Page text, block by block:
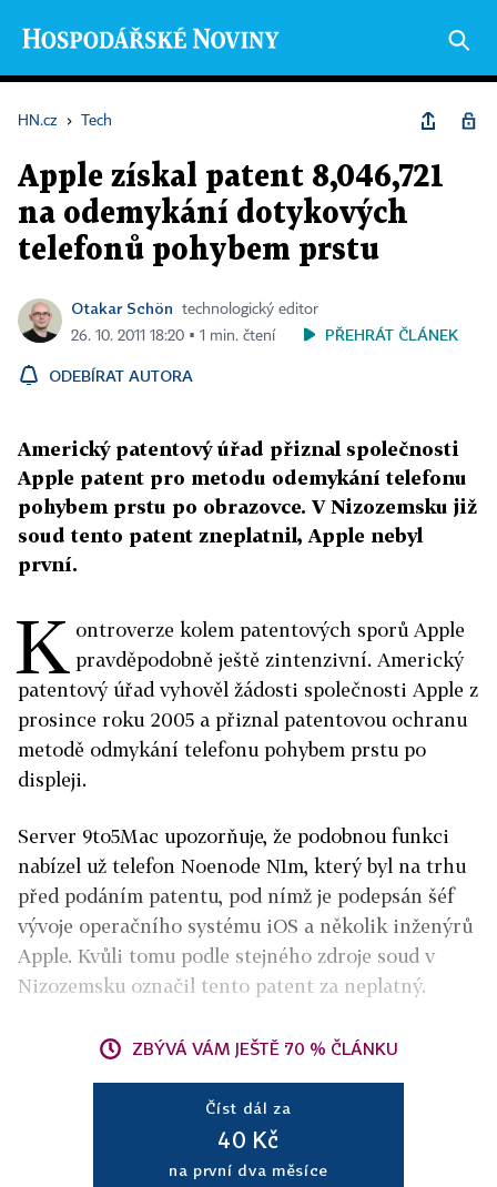
HN.cz › Tech
Apple získal patent 8,046,721
na odemykání dotykových
telefonů pohybem prstu
Otakar Schön
technologický editor
26. 10. 2011 18:20 ▪ 1 min. čtení
PŘEHRÁT ČLÁNEK
ODEBÍRAT AUTORA
Americký patentový úřad přiznal společnosti
Apple patent pro metodu odemykání telefonu
pohybem prstu po obrazovce. V Nizozemsku již
soud tento patent zneplatnil, Apple nebyl
první.
K ontroverze kolem patentových sporů Apple
pravděpodobně ještě zintenzivní. Americký
patentový úřad vyhověl žádosti společnosti Apple z
prosince roku 2005 a přiznal patentovou ochranu
metodě odmykání telefonu pohybem prstu po
displeji.
Server 9to5Mac upozorňuje, že podobnou funkci
nabízel už telefon Noenode N1m, který byl na trhu
před podáním patentu, pod nímž je podepsán šéf
vývoje operačního systému iOS a několik inženýrů
Apple. Kvůli tomu podle stejného zdroje soud v
Nizozemsku označil tento patent za neplatný.
ZBÝVÁ VÁM JEŠTĚ 70 % ČLÁNKU
Číst dál za
40 Kč
na první dva měsíce